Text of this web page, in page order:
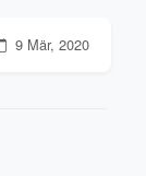
9 Mär, 2020